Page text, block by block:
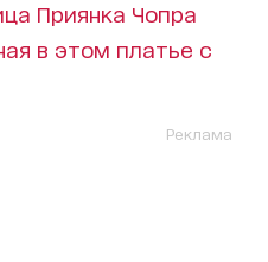
Приянка Чопра
в этом платье с
Реклама